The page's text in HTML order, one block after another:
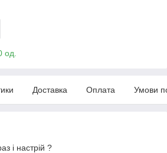
од.
Доставка Оплата Умови
і настрій ?